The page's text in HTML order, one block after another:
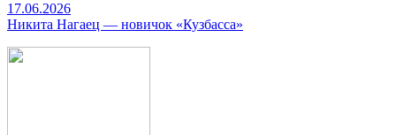
17.06.2026
Никита Нагаец — новичок «Кузбасса»